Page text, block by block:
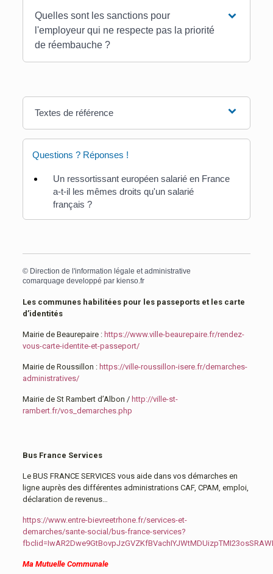
Quelles sont les sanctions pour
l'employeur qui ne respecte pas la priorité
de réembauche ?
Textes de référence
Questions ? Réponses !
Un ressortissant européen salarié en France
a-t-il les mêmes droits qu'un salarié
français ?
© Direction de l'information légale et administrative
comarquage developpé par kienso.fr
Les communes habilitées pour les passeports et les carte
d’identités
Mairie de Beaurepaire : https://www.ville-beaurepaire.fr/rendez-
vous-carte-identite-et-passeport/
Mairie de Roussillon : https://ville-roussillon-isere.fr/demarches-
administratives/
Mairie de St Rambert d’Albon / http://ville-st-
rambert.fr/vos_demarches.php
Bus France Services
Le BUS FRANCE SERVICES vous aide dans vos démarches en
ligne auprès des différentes administrations CAF, CPAM, emploi,
déclaration de revenus…
https://www.entre-bievreetrhone.fr/services-et-
demarches/sante-social/bus-france-services?
Ma Mutuelle Communale